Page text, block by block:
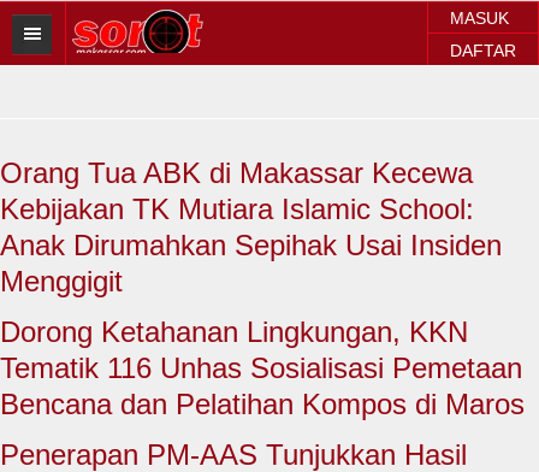
MASUK
DAFTAR
Sorot Makassar
Sorot Sulsel
Sorot Nasional
Orang Tua ABK di Makassar Kecewa
Kebijakan TK Mutiara Islamic School:
Anak Dirumahkan Sepihak Usai Insiden
Menggigit
Dorong Ketahanan Lingkungan, KKN
Tematik 116 Unhas Sosialisasi Pemetaan
Bencana dan Pelatihan Kompos di Maros
Penerapan PM-AAS Tunjukkan Hasil